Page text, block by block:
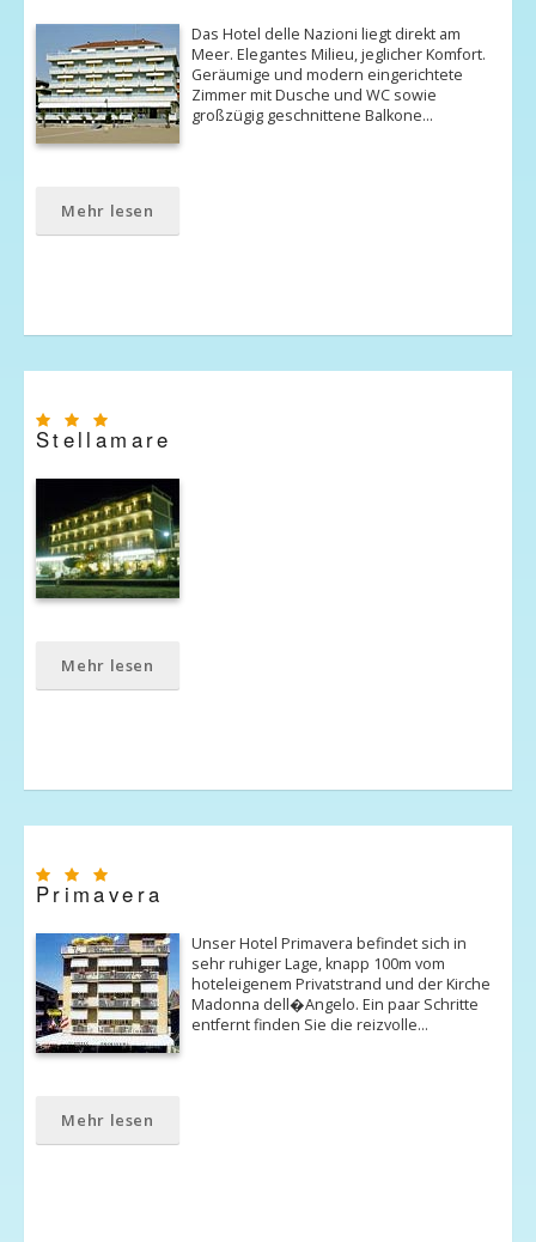
Das Hotel delle Nazioni liegt direkt am
Meer. Elegantes Milieu, jeglicher Komfort.
Geräumige und modern eingerichtete
Zimmer mit Dusche und WC sowie
großzügig geschnittene Balkone…
Mehr lesen
Stellamare
Mehr lesen
Primavera
Unser Hotel Primavera befindet sich in
sehr ruhiger Lage, knapp 100m vom
hoteleigenem Privatstrand und der Kirche
Madonna dell�Angelo. Ein paar Schritte
entfernt finden Sie die reizvolle…
Mehr lesen